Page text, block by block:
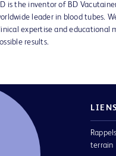
is the inventor of BD
leader in blood tubes.
expertise and educational
results.
terrain